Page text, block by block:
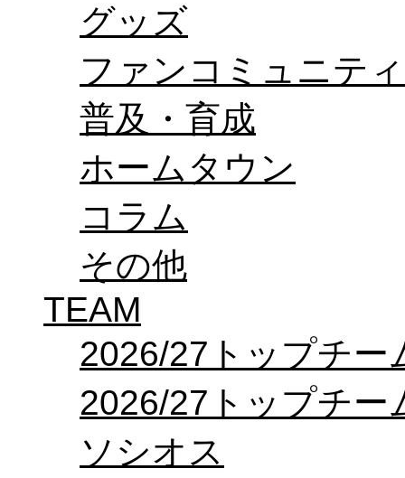
オンラインストア
ACADEMY
プロジェクト
コーチ&スタッフ
ジュニア
ジュニアユース
ユース
練習拠点（ナラディーア）
SCHOOL
2026/27 パートナー企業
パートナー募集
クラブ理念
クラブ情報
サステナビリティ
Web制作支援
応援プロジェクト
グッズ
ファンコミュニティ
普及・育成
ホームタウン
コラム
その他
TEAM
2026/27トップチー
2026/27トップチー
ソシオス